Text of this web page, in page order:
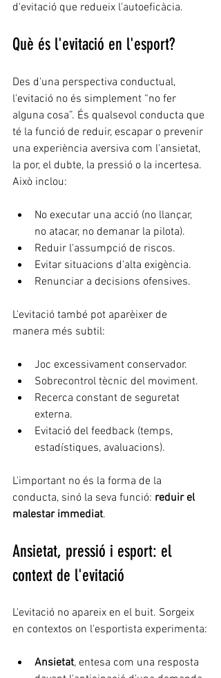
d'evitació que redueix l'autoeficàcia.
Què és l'evitació en l'esport?
Des d'una perspectiva conductual,
l'evitació no és simplement “no fer
alguna cosa”. És qualsevol conducta que
té la funció de reduir, escapar o prevenir
una experiència aversiva com l'ansietat,
la por, el dubte, la pressió o la incertesa.
Això inclou:
No executar una acció (no llançar,
no atacar, no demanar la pilota).
Reduir l'assumpció de riscos.
Evitar situacions d'alta exigència.
Renunciar a decisions ofensives.
L'evitació també pot aparèixer de
manera més subtil:
Joc excessivament conservador.
Sobrecontrol tècnic del moviment.
Recerca constant de seguretat
externa.
Evitació del feedback (temps,
estadístiques, avaluacions).
L'important no és la forma de la
conducta, sinó la seva funció: reduir el
malestar immediat.
Ansietat, pressió i esport: el
context de l'evitació
L'evitació no apareix en el buit. Sorgeix
en contextos on l'esportista experimenta:
Ansietat, entesa com una resposta